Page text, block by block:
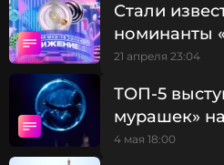
Стали
номинанты
2026.
21 апреля 23:04
ТОП-5
мурашек» на Церемонии
Премии
4 мая 18:00